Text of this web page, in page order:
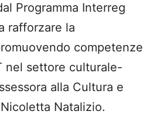
Programma Interreg
rafforzare la
competenze
nel settore culturale-
alla Cultura e
Natalizio.